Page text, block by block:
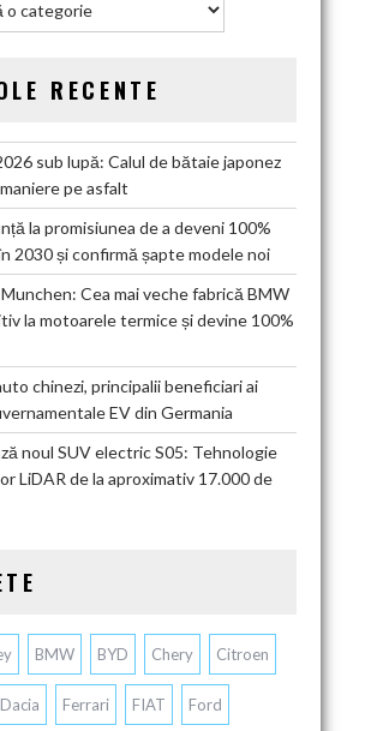
RECENTE
sub lupă: Calul de bătaie japonez
pe asfalt
la promisiunea de a deveni 100%
2030 și confirmă șapte modele noi
Cea mai veche fabrică BMW
la motoarele termice și devine 100%
chinezi, principalii beneficiari ai
EV din Germania
noul SUV electric S05: Tehnologie
LiDAR de la aproximativ 17.000 de
BMW BYD Chery Citroen
Dacia Ferrari FIAT Ford